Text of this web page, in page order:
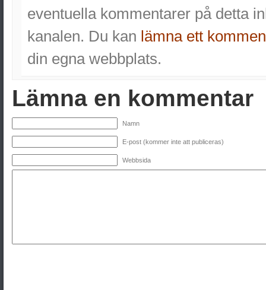
eventuella kommentarer på detta
kanalen. Du kan lämna ett
din egna webbplats.
Lämna en kommentar
Namn
E-post (kommer inte att publiceras)
Webbsida